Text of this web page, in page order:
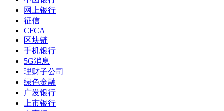
网上银行
征信
CFCA
区块链
手机银行
5G消息
理财子公司
绿色金融
广发银行
上市银行